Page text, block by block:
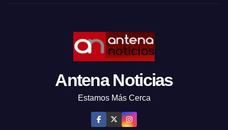
Antena Noticias
Estamos Más Cerca